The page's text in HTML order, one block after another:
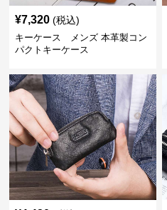
¥7,320 (税込)
キーケース メンズ 本革製コン
パクトキーケース